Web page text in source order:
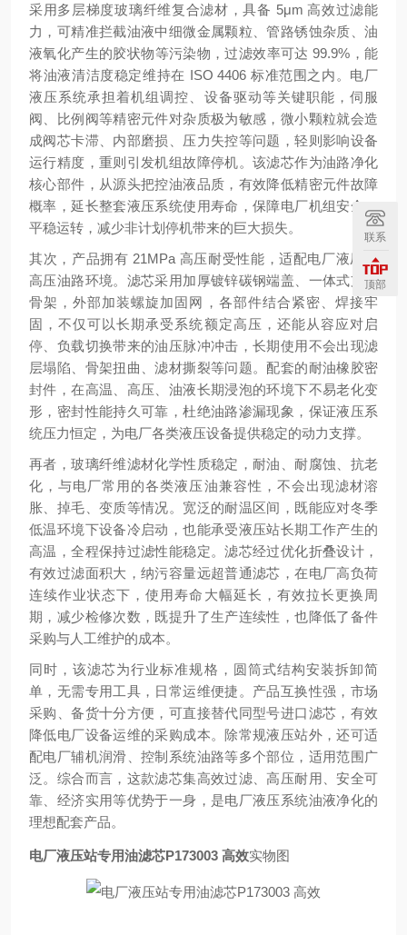
采用多层梯度玻璃纤维复合滤材，具备 5μm 高效过滤能
力，可精准拦截油液中细微金属颗粒、管路锈蚀杂质、油
液氧化产生的胶状物等污染物，过滤效率可达 99.9%，能
将油液清洁度稳定维持在 ISO 4406 标准范围之内。电厂
液压系统承担着机组调控、设备驱动等关键职能，伺服
阀、比例阀等精密元件对杂质极为敏感，微小颗粒就会造
成阀芯卡滞、内部磨损、压力失控等问题，轻则影响设备
运行精度，重则引发机组故障停机。该滤芯作为油路净化
核心部件，从源头把控油液品质，有效降低精密元件故障
概率，延长整套液压系统使用寿命，保障电厂机组安全、
平稳运转，减少非计划停机带来的巨大损失。
其次，产品拥有 21MPa 高压耐受性能，适配电厂液压站
高压油路环境。滤芯采用加厚镀锌碳钢端盖、一体式支撑
骨架，外部加装螺旋加固网，各部件结合紧密、焊接牢
固，不仅可以长期承受系统额定高压，还能从容应对启
停、负载切换带来的油压脉冲冲击，长期使用不会出现滤
层塌陷、骨架扭曲、滤材撕裂等问题。配套的耐油橡胶密
封件，在高温、高压、油液长期浸泡的环境下不易老化变
形，密封性能持久可靠，杜绝油路渗漏现象，保证液压系
统压力恒定，为电厂各类液压设备提供稳定的动力支撑。
再者，玻璃纤维滤材化学性质稳定，耐油、耐腐蚀、抗老
化，与电厂常用的各类液压油兼容性，不会出现滤材溶
胀、掉毛、变质等情况。宽泛的耐温区间，既能应对冬季
低温环境下设备冷启动，也能承受液压站长期工作产生的
高温，全程保持过滤性能稳定。滤芯经过优化折叠设计，
有效过滤面积大，纳污容量远超普通滤芯，在电厂高负荷
连续作业状态下，使用寿命大幅延长，有效拉长更换周
期，减少检修次数，既提升了生产连续性，也降低了备件
采购与人工维护的成本。
同时，该滤芯为行业标准规格，圆筒式结构安装拆卸简
单，无需专用工具，日常运维便捷。产品互换性强，市场
采购、备货十分方便，可直接替代同型号进口滤芯，有效
降低电厂设备运维的采购成本。除常规液压站外，还可适
配电厂辅机润滑、控制系统油路等多个部位，适用范围广
泛。综合而言，这款滤芯集高效过滤、高压耐用、安全可
靠、经济实用等优势于一身，是电厂液压系统油液净化的
理想配套产品。
电厂液压站专用油滤芯P173003 高效实物图
联系
顶部